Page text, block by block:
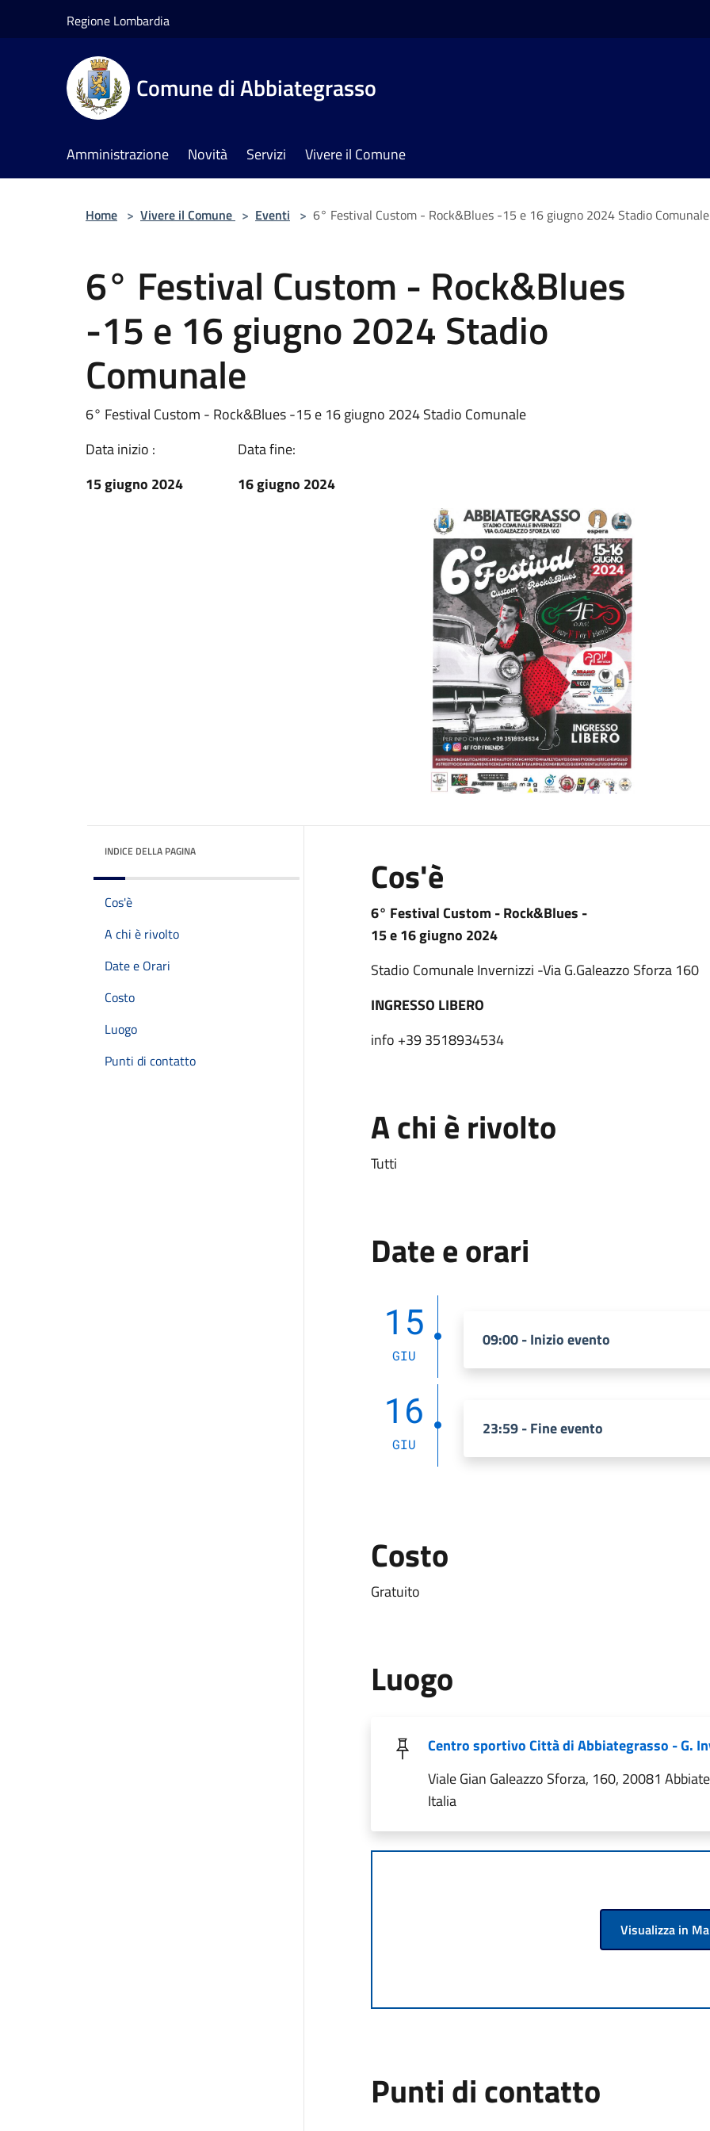
Regione Lombardia
Comune di Abbiategrasso
Amministrazione Novità Servizi Vivere il Comune
Home > Vivere il Comune > Eventi > 6° Festival Custom - Rock&Blues -15 e 16 giugno 2024 Stadio Comunale
6° Festival Custom - Rock&Blues
-15 e 16 giugno 2024 Stadio
Comunale
6° Festival Custom - Rock&Blues -15 e 16 giugno 2024 Stadio Comunale
Data inizio :
15 giugno 2024
Data fine:
16 giugno 2024
INDICE DELLA PAGINA
Cos'è
A chi è rivolto
Date e Orari
Costo
Luogo
Punti di contatto
Cos'è
6° Festival Custom - Rock&Blues -
15 e 16 giugno 2024
Stadio Comunale Invernizzi -Via G.Galeazzo Sforza 160
INGRESSO LIBERO
info +39 3518934534
A chi è rivolto
Tutti
Date e orari
15
GIU
09:00 - Inizio evento
16
GIU
23:59 - Fine evento
Costo
Gratuito
Luogo
Centro sportivo Città di Abbiategrasso - G.
Viale Gian Galeazzo Sforza, 160, 20081
Italia
Visualizza in
Punti di contatto